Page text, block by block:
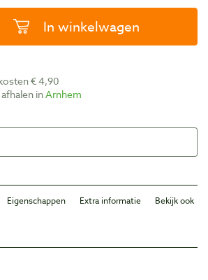
In winkelwagen
€ 4,90
afhalen inArnhem
Eigenschappen Extra informatie Bekijk ook